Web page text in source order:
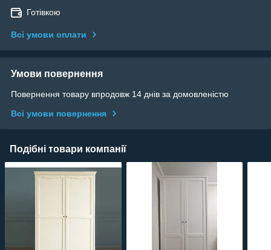
Готівкою
Всі умови оплати
Умови повернення
Повернення товару впродовж 14 днів за домовленістю
Всі умови повернення
Подібні товари компанії